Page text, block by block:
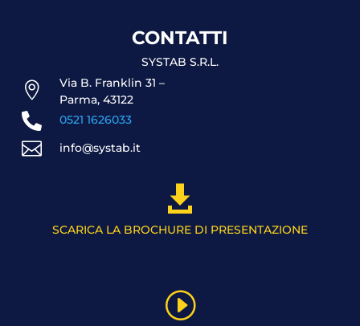
CONTATTI
SYSTAB S.R.L.

Via B. Franklin 31 –
Parma, 43122
 0521 1626033
 info@systab.it

SCARICA LA BROCHURE DI PRESENTAZIONE
I